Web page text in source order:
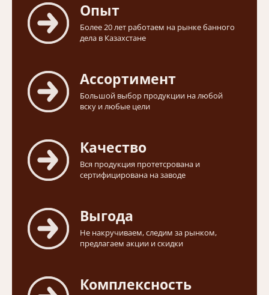
Опыт
Более 20 лет работаем на рынке банного
дела в Казахстане
Ассортимент
Большой выбор продукции на любой
вску и любые цели
Качество
Вся продукция протетсрована и
сертифицирована на заводе
Выгода
Не накручиваем, следим за рынком,
предлагаем акции и скидки
Комплексность